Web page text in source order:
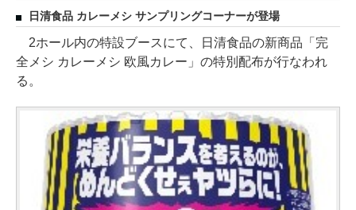
日清食品 カレーメシ サンプリングコーナーが登場
2ホール内の特設ブースにて、日清食品の新商品「完
全メシ カレーメシ 欧風カレー」の特別配布が行なわれ
る。